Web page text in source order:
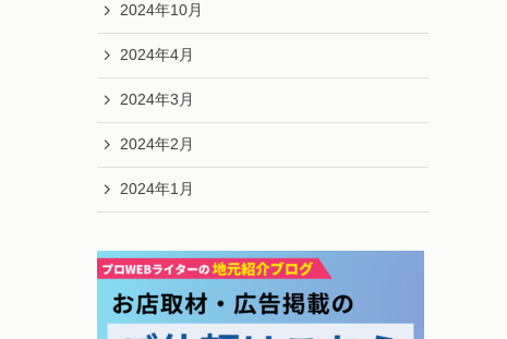
2024年10月
2024年4月
2024年3月
2024年2月
2024年1月